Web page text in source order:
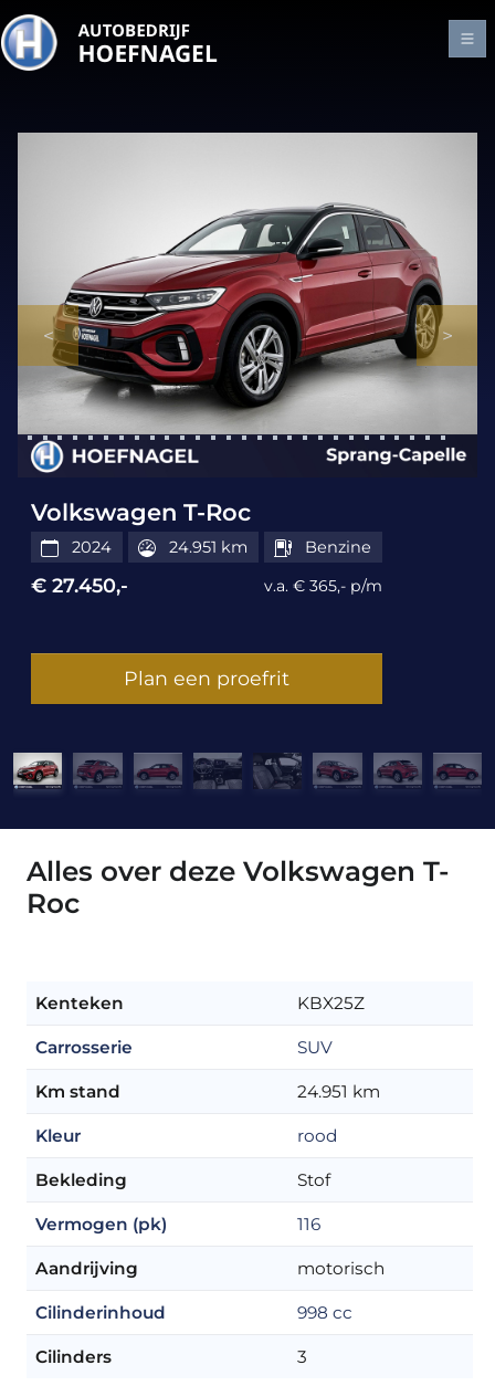
Volkswagen T-Roc
2024 24.951 km Benzine
€ 27.450,- v.a. € 365,- p/m
Plan een proefrit
Alles over deze Volkswagen T-
Roc
Kenteken KBX25Z
Carrosserie SUV
Km stand 24.951 km
Kleur rood
Bekleding Stof
Vermogen (pk) 116
Aandrijving motorisch
Cilinderinhoud 998 cc
Cilinders 3